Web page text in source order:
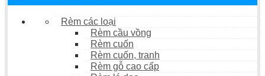
Rèm các loại
Rèm cầu vồng
Rèm cuốn
Rèm cuốn, tranh
Rèm gỗ cao cấp